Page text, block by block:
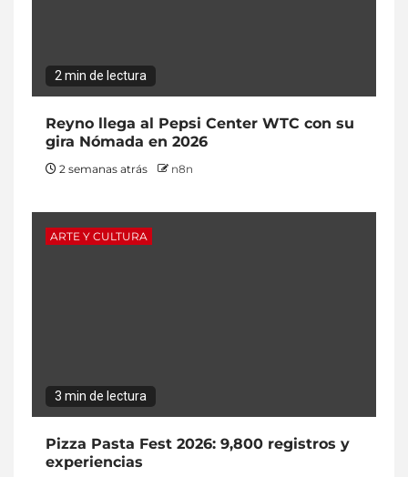
2 min de lectura
Reyno llega al Pepsi Center WTC con su
gira Nómada en 2026
2 semanas atrás n8n
ARTE Y CULTURA
3 min de lectura
Pizza Pasta Fest 2026: 9,800 registros y
experiencias